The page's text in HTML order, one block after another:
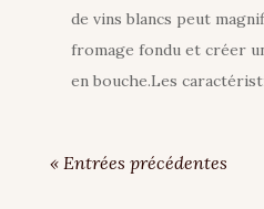
de vins blancs peut
fromage fondu et créer
en bouche.Les
« Entrées précédentes